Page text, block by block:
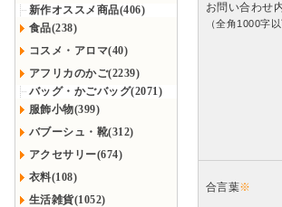
新作オススメ商品(406)
食品(238)
コスメ・アロマ(40)
アフリカのかご(2239)
バッグ・かごバッグ(2071)
服飾小物(399)
バブーシュ・靴(312)
アクセサリー(674)
衣料(108)
生活雑貨(1052)
お問い合わせ
（全角1000字以
合言葉※